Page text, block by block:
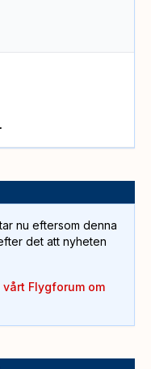
nu eftersom denna
det att nyheten
Flygforum om